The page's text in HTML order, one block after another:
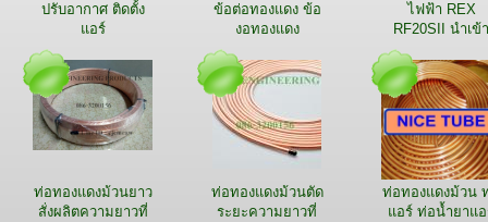
ปรับอากาศ ติดตั้ง
แอร์
ข้อต่อทองแดง ข้อ
งอทองแดง
ไฟฟ้า REX
RF20SII นำเข้า
ท่อทองแดงม้วนยาว
สั่งผลิตความยาวที่
ท่อทองแดงม้วนตัด
ระยะความยาวที่
ท่อทองแดงม้วน
แอร์ ท่อน้ำยาแ